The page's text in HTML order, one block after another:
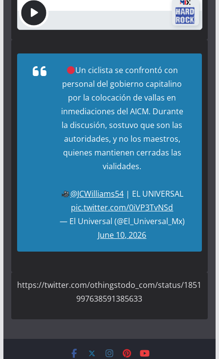
Un ciclista se confrontó con
personal del gobierno capitalino
por la colocación de vallas en
inmediaciones del AICM. Durante
la discusión, sostuvo que son las
autoridades, y no los maestros,
quienes mantienen cerradas las
vialidades.
@JCWilliams54| EL UNIVERSAL
pic.twitter.com/0iVP3TvNSd
— El Universal (@El_Universal_Mx)
June 10, 2026
https://twitter.com/othingstodo_com/status/1851
997638591385633